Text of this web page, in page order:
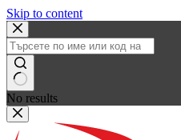
Skip to content
No results